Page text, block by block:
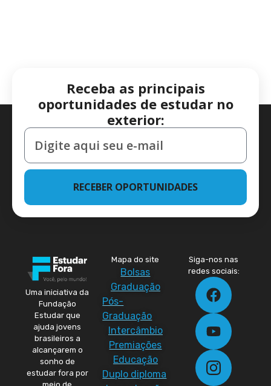
Receba as principais
oportunidades de estudar no
exterior:
RECEBER OPORTUNIDADES
Uma iniciativa da
Fundação
Estudar que
ajuda jovens
brasileiros a
alcançarem o
sonho de
estudar fora por
Mapa do site
Bolsas
Graduação
Pós-
Graduação
Intercâmbio
Premiações
Educação
Duplo diploma
Siga-nos nas
redes sociais: